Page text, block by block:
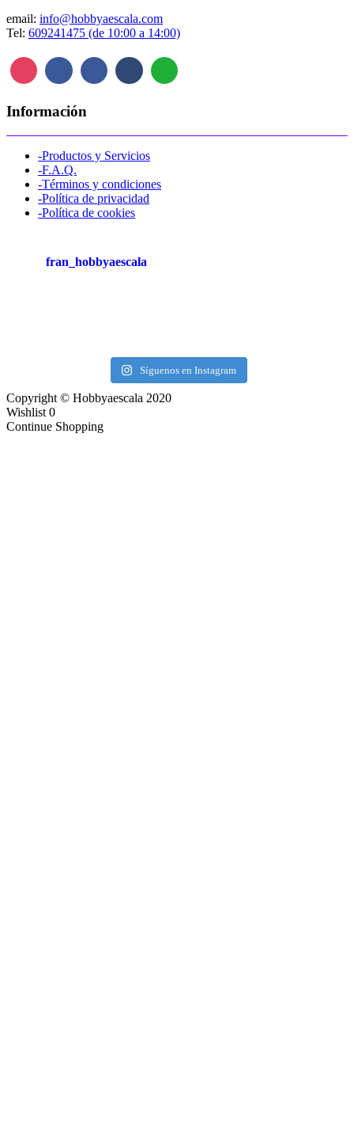
email: info@hobbyaescala.com
Tel: 609241475 (de 10:00 a 14:00)
Información
-Productos y Servicios
-F.A.Q.
-Términos y condiciones
-Política de privacidad
-Política de cookies
fran_hobbyaescala
Síguenos en Instagram
Copyright © Hobbyaescala 2020
Wishlist 0
Continue Shopping